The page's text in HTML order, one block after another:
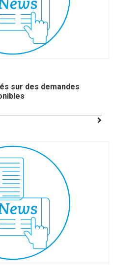
sur des demandes